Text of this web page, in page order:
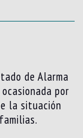
de Alarma
por
la situación